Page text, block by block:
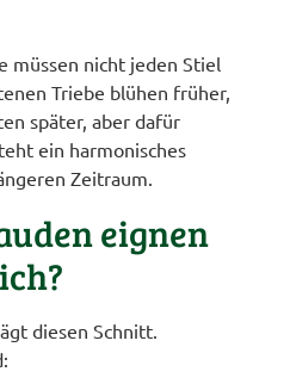
müssen nicht jeden Stiel
Triebe blühen früher,
später, aber dafür
ein harmonisches
Zeitraum.
eignen
diesen Schnitt.